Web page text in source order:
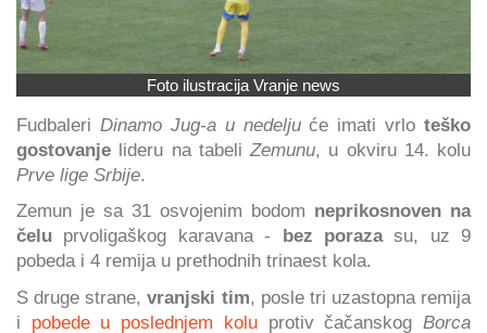
Foto ilustracija Vranje news
Fudbaleri Dinamo Jug-a u nedeljuće imati vrlo teško
gostovanje lideru na tabeli Zemunu, u okviru 14. kolu
Prve lige Srbije.
Zemun je sa 31 osvojenim bodom neprikosnoven na
čelu prvoligaškog karavana - bez porazasu, uz 9
pobeda i 4 remija u prethodnih trinaest kola.
S druge strane, vranjski tim, posle tri uzastopna remija
i pobede u poslednjem koluprotiv čačanskogBorca